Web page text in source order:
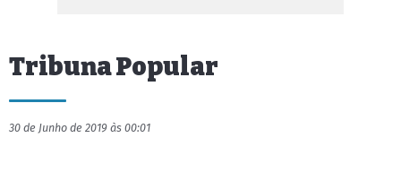
Tribuna Popular
30 de Junho de 2019 às 00:01